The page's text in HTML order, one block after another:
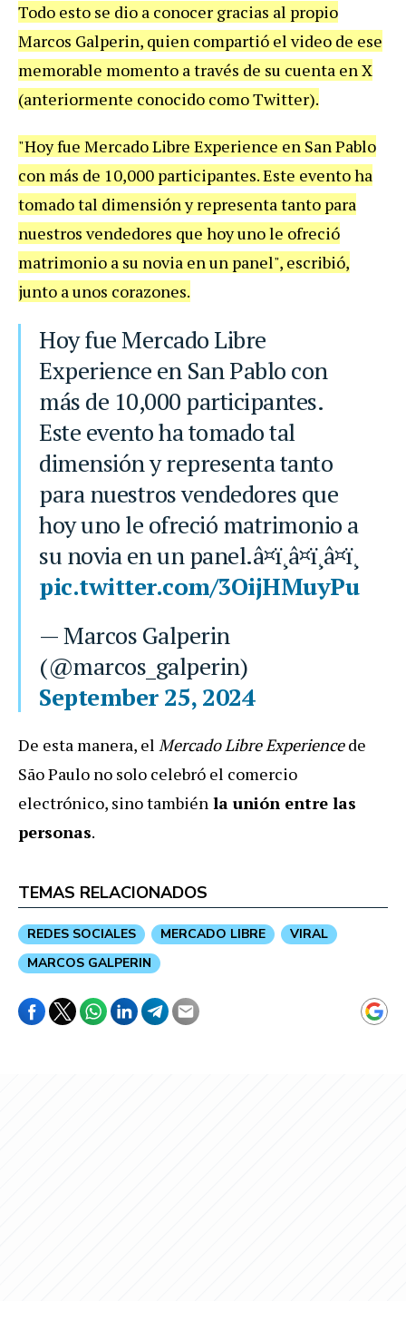
Todo esto se dio a conocer gracias al propio
Marcos Galperin, quien compartió el video de ese
memorable momento a través de su cuenta en X
(anteriormente conocido como Twitter).
"Hoy fue Mercado Libre Experience en San Pablo
con más de 10,000 participantes. Este evento ha
tomado tal dimensión y representa tanto para
nuestros vendedores que hoy uno le ofreció
matrimonio a su novia en un panel", escribió,
junto a unos corazones.
Hoy fue Mercado Libre
Experience en San Pablo con
más de 10,000 participantes.
Este evento ha tomado tal
dimensión y representa tanto
para nuestros vendedores que
hoy uno le ofreció matrimonio a
su novia en un panel.â¤ï¸â¤ï¸â¤ï¸
pic.twitter.com/3OijHMuyPu
— Marcos Galperin
(@marcos_galperin)
September 25, 2024
De esta manera, el Mercado Libre Experiencede
São Paulo no solo celebró el comercio
electrónico, sino también la unión entre las
personas.
TEMAS RELACIONADOS
REDES SOCIALES MERCADO LIBRE
VIRAL
MARCOS GALPERIN